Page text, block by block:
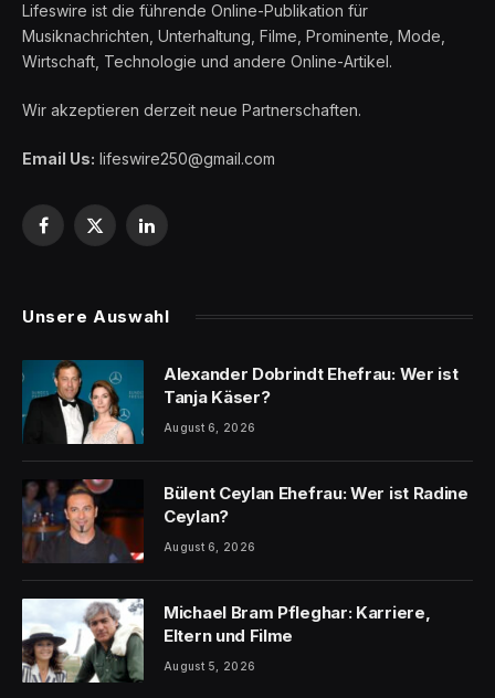
Lifeswire ist die führende Online-Publikation für
Musiknachrichten, Unterhaltung, Filme, Prominente, Mode,
Wirtschaft, Technologie und andere Online-Artikel.
Wir akzeptieren derzeit neue Partnerschaften.
Email Us: lifeswire250@gmail.com
Facebook
X
LinkedIn
Unsere Auswahl
Alexander Dobrindt Ehefrau: Wer ist
Tanja Käser?
August 6, 2026
Bülent Ceylan Ehefrau: Wer ist Radine
Ceylan?
August 6, 2026
Michael Bram Pfleghar: Karriere,
Eltern und Filme
August 5, 2026